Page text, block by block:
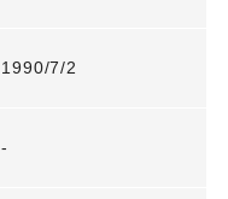
1990/7/2
-